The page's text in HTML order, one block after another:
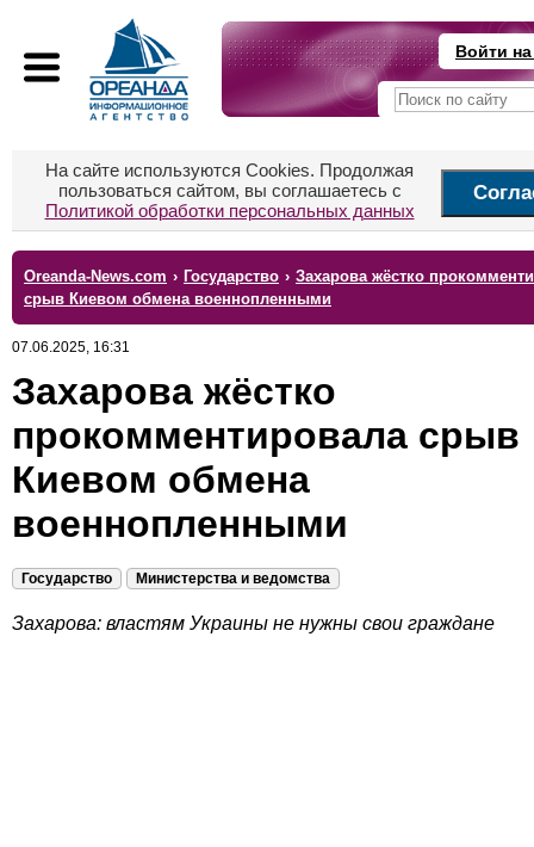
Войти
На сайте используются Cookies. Продолжая
пользоваться сайтом, вы соглашаетесь с
Политикой обработки персональных данных
Oreanda-News.com › Государство › Захарова жёстко
срыв Киевом обмена военнопленными
07.06.2025, 16:31
Захарова жёстко
прокомментировала срыв
Киевом обмена
военнопленными
Государство Министерства и ведомства
Захарова: властям Украины не нужны свои граждане